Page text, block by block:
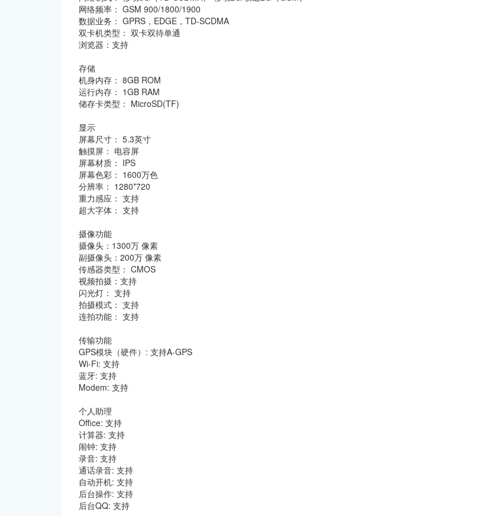
网络频率： GSM 900/1800/1900
数据业务： GPRS，EDGE，TD-SCDMA
双卡机类型： 双卡双待单通
浏览器：支持
存储
机身内存： 8GB ROM
运行内存： 1GB RAM
储存卡类型： MicroSD(TF)
显示
屏幕尺寸： 5.3英寸
触摸屏： 电容屏
屏幕材质： IPS
屏幕色彩： 1600万色
分辨率： 1280*720
重力感应： 支持
超大字体： 支持
摄像功能
摄像头：1300万 像素
副摄像头：200万 像素
传感器类型： CMOS
视频拍摄：支持
闪光灯： 支持
拍摄模式： 支持
连拍功能： 支持
传输功能
GPS模块（硬件）: 支持A-GPS
Wi-Fi: 支持
蓝牙: 支持
Modem: 支持
个人助理
Office: 支持
计算器: 支持
闹钟: 支持
录音: 支持
通话录音: 支持
自动开机: 支持
后台操作: 支持
后台QQ: 支持